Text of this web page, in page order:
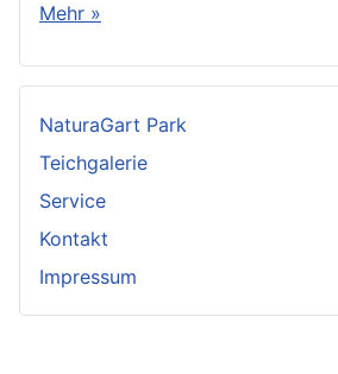
Mehr »
NaturaGart Park
Teichgalerie
Service
Kontakt
Impressum